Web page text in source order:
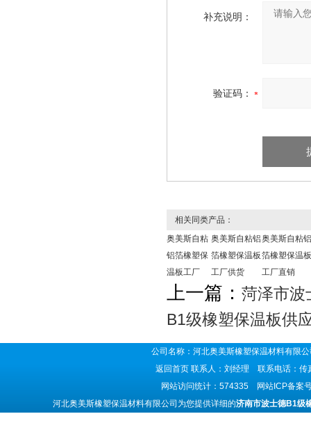
补充说明：
验证码：
相关同类产品：
奥美斯自粘
铝箔橡塑保
温板工厂
奥美斯自粘铝
箔橡塑保温板
工厂供货
奥美斯自粘铝
箔橡塑保温板
工厂直销
上一篇： 菏泽市波
B1级橡塑保温板供
公司名称：河北奥美斯橡塑保温材料有
返回首页 联系人：刘经理 联系电话：
网站访问统计：574335 网站ICP备案
河北奥美斯橡塑保温材料有限公司为您提供详细的济南市波士德B1级